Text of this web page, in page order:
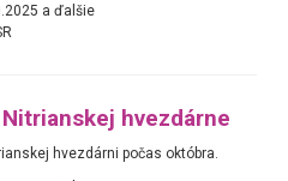
a ďalšie
hvezdárne
hvezdárni počas októbra.